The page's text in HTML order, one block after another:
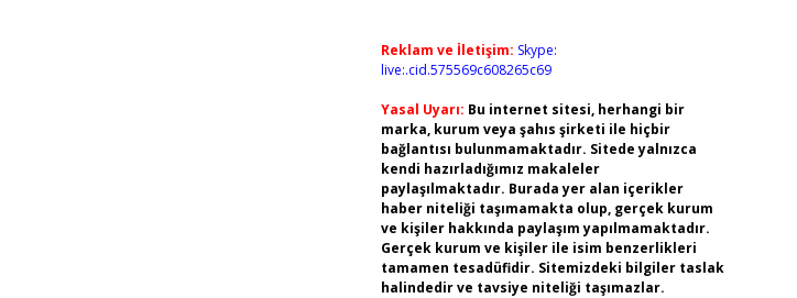
Reklam ve İletişim: Skype:
live:.cid.575569c608265c69
Yasal Uyarı: Bu internet sitesi, herhangi bir
marka, kurum veya şahıs şirketi ile hiçbir
bağlantısı bulunmamaktadır. Sitede yalnızca
kendi hazırladığımız makaleler
paylaşılmaktadır. Burada yer alan içerikler
haber niteliği taşımamakta olup, gerçek kurum
ve kişiler hakkında paylaşım yapılmamaktadır.
Gerçek kurum ve kişiler ile isim benzerlikleri
tamamen tesadüfidir. Sitemizdeki bilgiler taslak
halindedir ve tavsiye niteliği taşımazlar.